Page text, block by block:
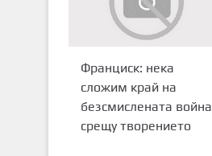
Франциск: нека
сложим край на
безсмислената война
срещу творението